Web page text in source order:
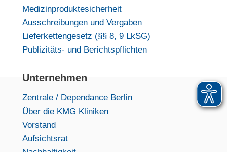
Medizinproduktesicherheit
Ausschreibungen und Vergaben
Lieferkettengesetz (§§ 8, 9 LkSG)
Publizitäts- und Berichtspflichten
Unternehmen
Zentrale / Dependance Berlin
Über die KMG Kliniken
Vorstand
Aufsichtsrat